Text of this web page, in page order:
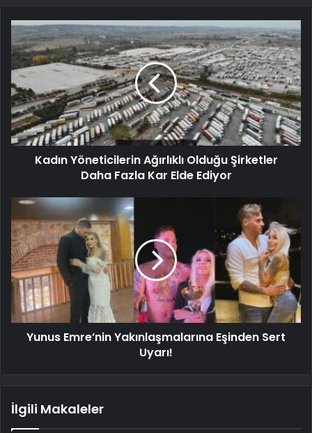
Kadın Yöneticilerin Ağırlıklı Olduğu Şirketler
Daha Fazla Kar Elde Ediyor
Yunus Emre’nin Yakınlaşmalarına Eşinden Sert
Uyarı!
İlgili Makaleler